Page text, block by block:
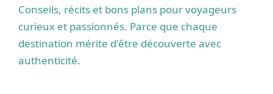
Conseils, récits et bons plans pour voyageurs
curieux et passionnés. Parce que chaque
destination mérite d'être découverte avec
authenticité.